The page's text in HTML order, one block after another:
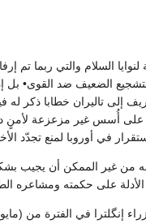
السلام والتي ربما تم
إلى تاليران خطابا ذكر
على أُسس غير مزعزعة لأمنٍ
في أوروبا لمنع تجدّد
من غير الممكن أن يجيب
على حكمته ومشاعره